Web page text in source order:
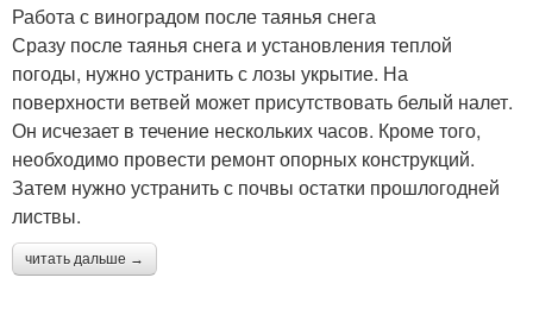
Работа с виноградом после таянья снега
Сразу после таянья снега и установления теплой
погоды, нужно устранить с лозы укрытие. На
поверхности ветвей может присутствовать белый налет.
Он исчезает в течение нескольких часов. Кроме того,
необходимо провести ремонт опорных конструкций.
Затем нужно устранить с почвы остатки прошлогодней
листвы.
читать дальше →